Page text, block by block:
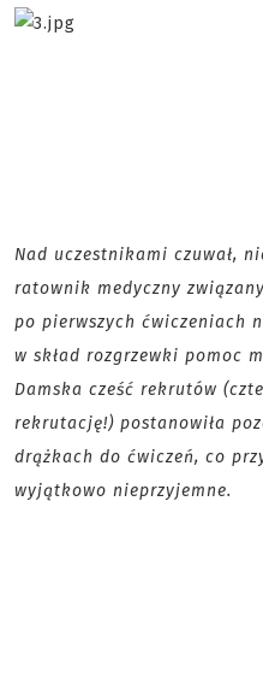
Nad uczestnikami czuwał,
ratownik medyczny
po pierwszych ćwiczeniach
w skład rozgrzewki pomoc
Damska cześć rekrutów
rekrutację!) postanowiła
drążkach do ćwiczeń, co
wyjątkowo nieprzyjemne.